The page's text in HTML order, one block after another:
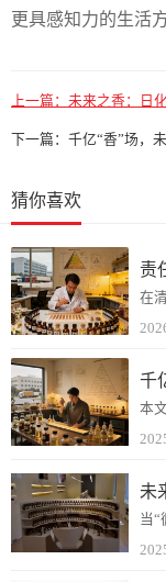
更具感知力的生活
上一篇： 未来之香：日
下一篇： 千亿“香”场，
猜你喜欢